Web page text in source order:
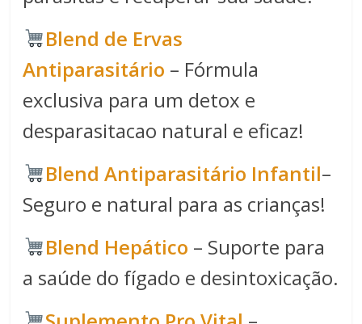
Blend de Ervas
Antiparasitário – Fórmula
exclusiva para um detox e
desparasitacao natural e eficaz!
Blend Antiparasitário Infantil–
Seguro e natural para as crianças!
Blend Hepático – Suporte para
a saúde do fígado e desintoxicação.